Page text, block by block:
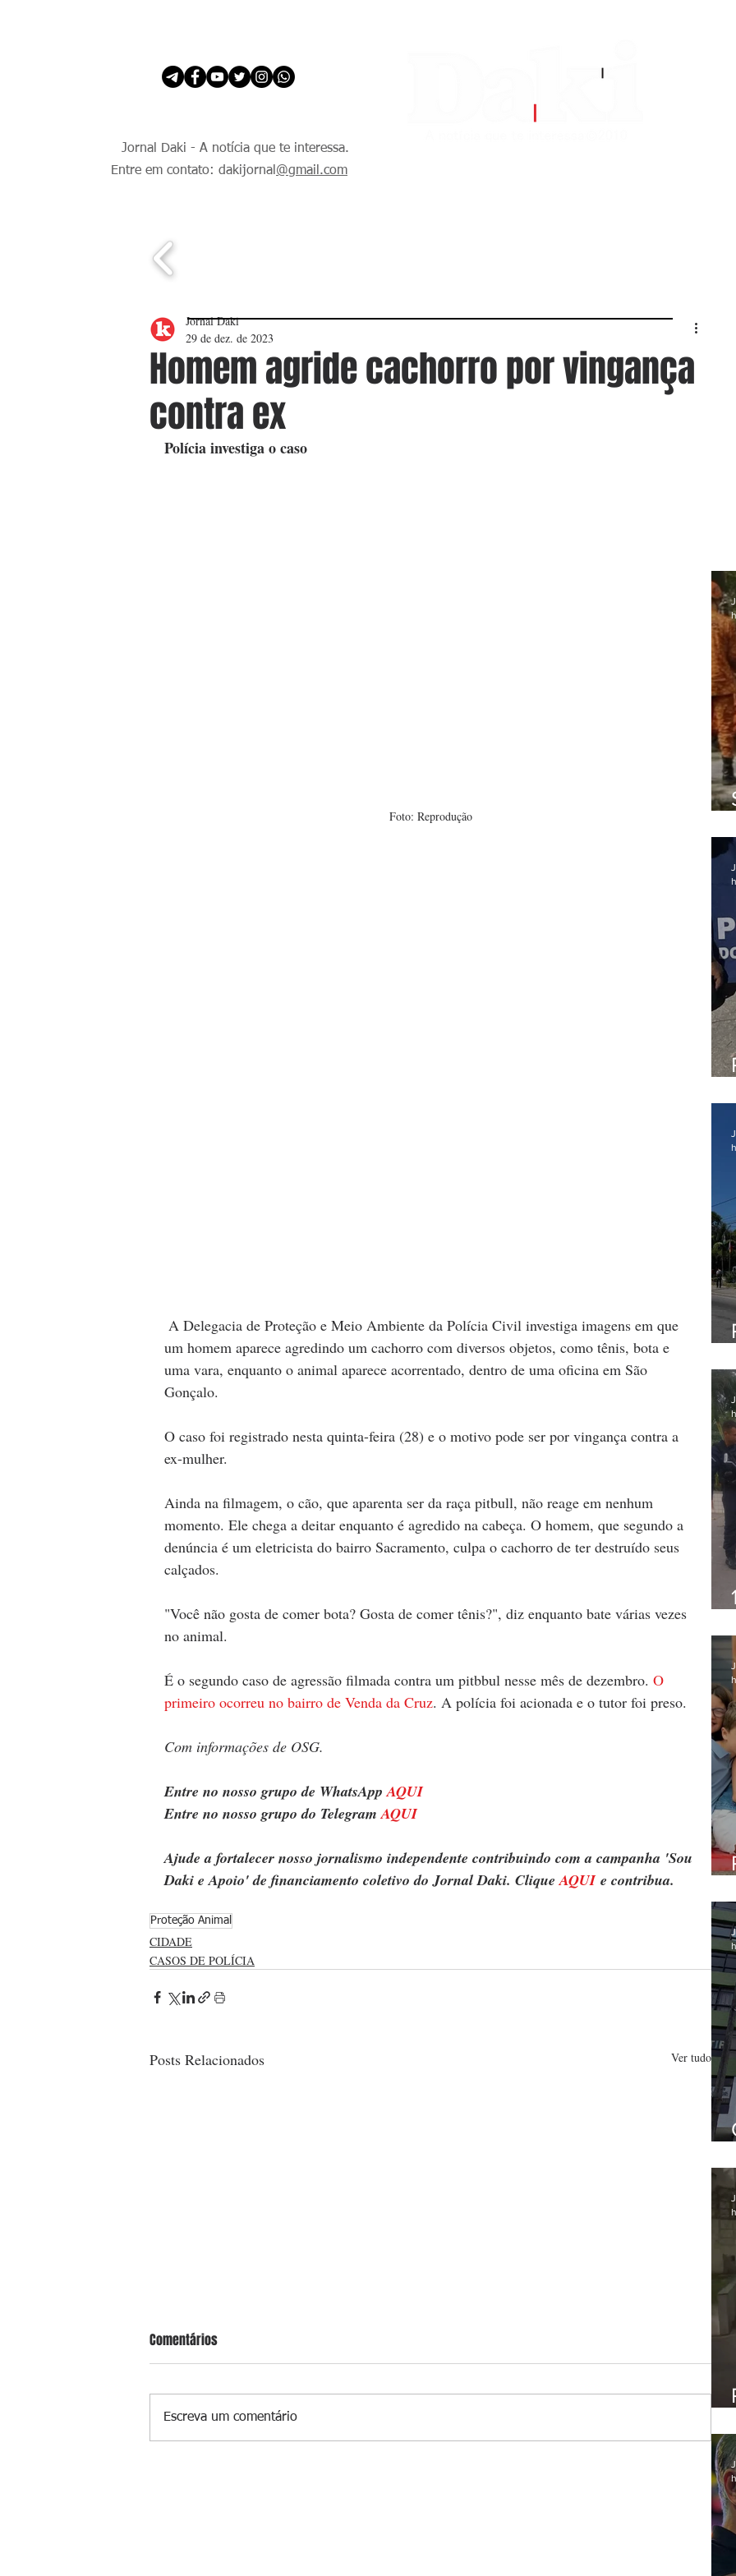
Jornal Daki - A notícia que te interessa.
Entre em contato: dakijornal @gmail.com
Homem agride cachorro por vingança
contra ex
Jornal Daki
29 de dez. de 2023
Polícia investiga o caso
Foto: Reprodução
um homem aparece agredindo um cachorro com diversos objetos, como tênis, bota e
uma vara, enquanto o animal aparece acorrentado, dentro de uma oficina em São
Gonçalo.
O caso foi registrado nesta quinta-feira (28) e o motivo pode ser por vingança contra a
ex-mulher.
Ainda na filmagem, o cão, que aparenta ser da raça pitbull, não reage em nenhum
momento. Ele chega a deitar enquanto é agredido na cabeça. O homem, que segundo a
denúncia é um eletricista do bairro Sacramento, culpa o cachorro de ter destruído seus
calçados.
"Você não gosta de comer bota? Gosta de comer tênis?", diz enquanto bate várias vezes
no animal.
É o segundo caso de agressão filmada contra um pitbbul nesse mês de dezembro. O
primeiro ocorreu no bairro de Venda da Cruz. A polícia foi acionada e o tutor foi preso.
Com informações de OSG.
Entre no nosso grupo de WhatsApp AQUI
Entre no nosso grupo do Telegram AQUI
Ajude a fortalecer nosso jornalismo independente contribuindo com a campanha 'Sou
Daki e Apoio' de financiamento coletivo do Jornal Daki. Clique AQUI e contribua.
Proteção Animal
CIDADE
CASOS DE POLÍCIA
Posts Relacionados Ver tudo
Comentários
Escreva um comentário